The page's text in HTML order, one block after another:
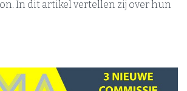
In dit artikel vertellen zij over hun